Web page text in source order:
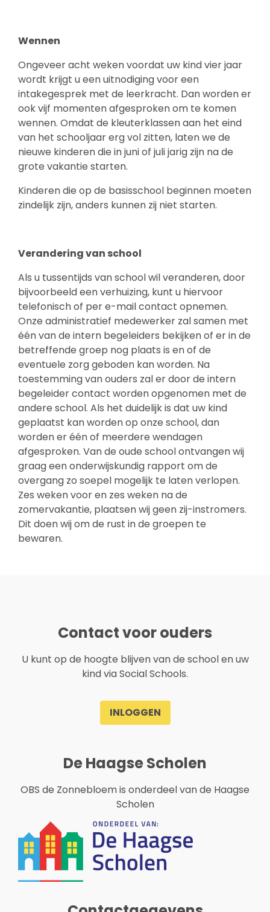
Wennen
Ongeveer acht weken voordat uw kind vier jaar
wordt krijgt u een uitnodiging voor een
intakegesprek met de leerkracht. Dan worden er
ook vijf momenten afgesproken om te komen
wennen. Omdat de kleuterklassen aan het eind
van het schooljaar erg vol zitten, laten we de
nieuwe kinderen die in juni of juli jarig zijn na de
grote vakantie starten.
Kinderen die op de basisschool beginnen moeten
zindelijk zijn, anders kunnen zij niet starten.
Verandering van school
Als u tussentijds van school wil veranderen, door
bijvoorbeeld een verhuizing, kunt u hiervoor
telefonisch of per e-mail contact opnemen.
Onze administratief medewerker zal samen met
één van de intern begeleiders bekijken of er in de
betreffende groep nog plaats is en of de
eventuele zorg geboden kan worden. Na
toestemming van ouders zal er door de intern
begeleider contact worden opgenomen met de
andere school. Als het duidelijk is dat uw kind
geplaatst kan worden op onze school, dan
worden er één of meerdere wendagen
afgesproken. Van de oude school ontvangen wij
graag een onderwijskundig rapport om de
overgang zo soepel mogelijk te laten verlopen.
Zes weken voor en zes weken na de
zomervakantie, plaatsen wij geen zij-instromers.
Dit doen wij om de rust in de groepen te
bewaren.
Contact voor ouders
U kunt op de hoogte blijven van de school en uw
kind via Social Schools.
INLOGGEN
De Haagse Scholen
OBS de Zonnebloem is onderdeel van de Haagse
Scholen